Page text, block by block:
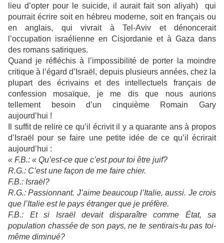
lieu d’opter pour le suicide, il aurait fait son aliyah) qui
pourrait écrire soit en hébreu moderne, soit en français ou
en anglais, qui vivrait à Tel-Aviv et dénoncerait
l’occupation israélienne en Cisjordanie et à Gaza dans
des romans satiriques.
Quand je réfléchis à l’impossibilité de porter la moindre
critique à l’égard d’Israël, depuis plusieurs années, chez la
plupart des écrivains et des intellectuels français de
confession mosaïque, je me dis que nous aurions
tellement besoin d’un cinquième Romain Gary
aujourd’hui !
Il suffit de relire ce qu’il écrivit il y a quarante ans à propos
d’Israël pour se faire une petite idée de ce qu’il écrirait
aujourd’hui :
« F.B.: « Qu’est-ce que c’est pour toi être juif?
R.G.: C’est une façon de me faire chier.
F.B.: Israël?
R.G.: Passionnant. J’aime beaucoup l’Italie, aussi. Je crois
que l’Italie est le pays étranger que je préfère.
F.B.: Et si Israël devait disparaître comme État, sa
population chassée de son pays, ne te sentirais-tu pas toi-
même diminué?